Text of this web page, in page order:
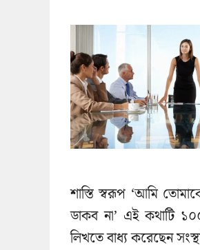
শাস্তি স্বরূপ ‘আমি
ডাকব না’ এই কথাটি
লিখতে বাধ্য করেছেন